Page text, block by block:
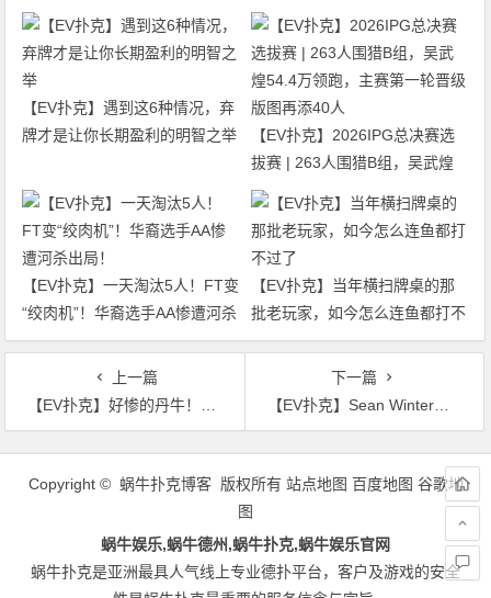
【EV扑克】遇到这6种情况，弃
牌才是让你长期盈利的明智之举
【EV扑克】2026IPG总决赛选
拔赛 | 263人围猎B组，吴武煌
54.4万领跑，主赛第一轮晋级版
【EV扑克】一天淘汰5人！FT变
“绞肉机”！华裔选手AA惨遭河杀
出局！
【EV扑克】当年横扫牌桌的那
批老玩家，如今怎么连鱼都打不
过了
上一篇
【EV扑克】好惨的丹牛！拿着AA被干翻 成了泡沫选手……
下一篇
【EV扑克】Sean Winter获得扑克大师赛总冠军！总奖金$777,000！
文
Copyright © 蜗牛扑克博客 版权所有 站点地图 百度地图 谷歌地
图
蜗牛娱乐,蜗牛德州,蜗牛扑克,蜗牛娱乐官网
蜗牛扑克是亚洲最具人气线上专业德扑平台，客户及游戏的安全